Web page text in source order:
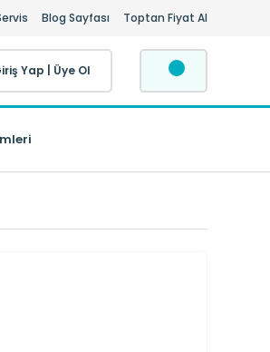
Blog Sayfası Toptan Fiyat Al
Yap Üye Ol